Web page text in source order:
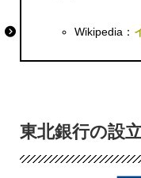
Wikipedia：
東北銀行の設